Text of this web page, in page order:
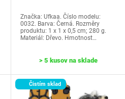
Značka: Ufkaa. Číslo modelu:
0032. Barva: Černá. Rozměry
produktu: 1 x 1 x 0,5 cm; 280 g.
Materiál: Dřevo. Hmotnost…
> 5 kusov na sklade
Čistím sklad